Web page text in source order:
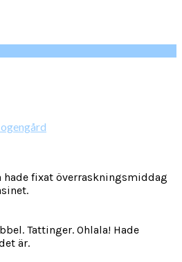
hade fixat överraskningsmiddag
Tattinger. Ohlala! Hade
är.